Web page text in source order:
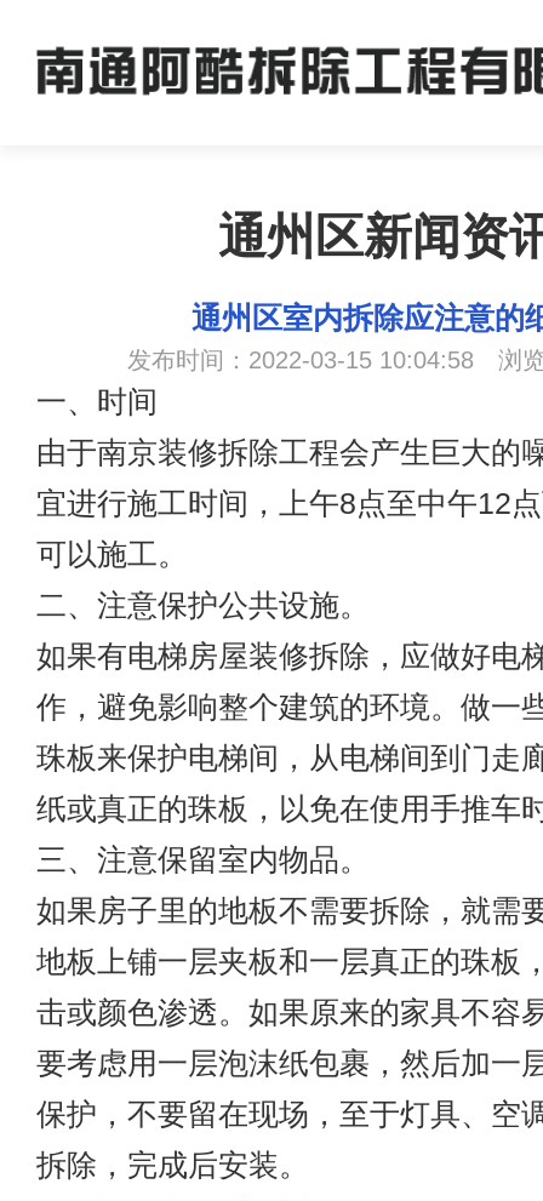
通州区新闻资
通州区室内拆除应注意的
发布时间：2022-03-15 10:04:58 浏
一、时间
由于南京装修拆除工程会产生巨大的
宜进行施工时间，上午8点至中午12
可以施工。
二、注意保护公共设施。
如果有电梯房屋装修拆除，应做好电
作，避免影响整个建筑的环境。做一
珠板来保护电梯间，从电梯间到门走
纸或真正的珠板，以免在使用手推车
三、注意保留室内物品。
如果房子里的地板不需要拆除，就需
地板上铺一层夹板和一层真正的珠板
击或颜色渗透。如果原来的家具不容
要考虑用一层泡沫纸包裹，然后加一
保护，不要留在现场，至于灯具、空
拆除，完成后安装。